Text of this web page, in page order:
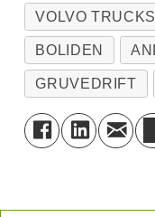
VOLVO TRUCKS
BOLIDEN
GRUVEDRIFT